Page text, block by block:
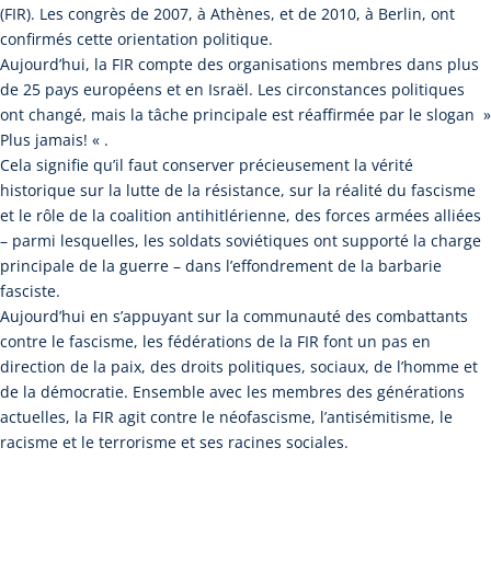
(FIR). Les congrès de 2007, à Athènes, et de 2010, à Berlin, ont
confirmés cette orientation politique.
Aujourd’hui, la FIR compte des organisations membres dans plus
de 25 pays européens et en Israël. Les circonstances politiques
ont changé, mais la tâche principale est réaffirmée par le slogan »
Plus jamais! « .
Cela signifie qu’il faut conserver précieusement la vérité
historique sur la lutte de la résistance, sur la réalité du fascisme
et le rôle de la coalition antihitlérienne, des forces armées alliées
– parmi lesquelles, les soldats soviétiques ont supporté la charge
principale de la guerre – dans l’effondrement de la barbarie
fasciste.
Aujourd’hui en s’appuyant sur la communauté des combattants
contre le fascisme, les fédérations de la FIR font un pas en
direction de la paix, des droits politiques, sociaux, de l’homme et
de la démocratie. Ensemble avec les membres des générations
actuelles, la FIR agit contre le néofascisme, l’antisémitisme, le
racisme et le terrorisme et ses racines sociales.